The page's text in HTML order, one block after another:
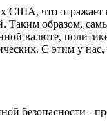
США, что
Таким образом,
валюте,
С этим у
безопасности -